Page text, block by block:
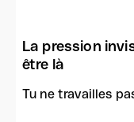
La pression
être là
Tu ne travailles